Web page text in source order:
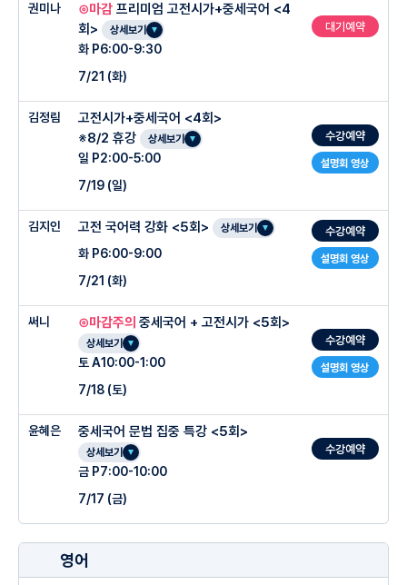
권미나 ⊙마감 프리미엄 고전시가+중세국어 <4
회>
상세보기
화 P6:00-9:30
7/21 (화)
대기예약
김정림
설명회 영상
고전시가+중세국어 <4회>
※8/2 휴강
상세보기
일 P2:00-5:00
7/19 (일)
수강예약
○ 수업특징
-압도적 최상위권 연속배출 (상문고 / 서울고)
-성장을 목표로 하는 최고의 강의
-독보적인 Clinic 시스템
-최고의 전문성, 내신에 최적화된 독보적인 자료 <직접 제작, 변형>
○ 관리 프로그램
-테스트 : 미니모의고사 25분 15문항 (전영역 모고 기출 발췌)
-과제 : 주간과제 (1),(2) [ 고전시가(1) / 중세국어 (2)]
-테스트 및 주간과제 오답 선지 분석 - 수업 후 클리닉에서 검사
-내용 : 미니모의고사 테스트 / 주간학습 과제/ -오답과 문항, 선지 분석 검사 및 개별
김지인
설명회 영상
고전 국어력 강화 <5회> 상세보기
화 P6:00-9:00
7/21 (화)
수강예약
○ 수업 특징
-지문별 풀이법 체화 및 반복 훈련
-2학기 내신에 나올 내용을 모두 정리하고, 수능적인 작품 분석력까지 길러주는 수업
(모의고사 지문 활용)
-고전문학과 고전문법의 일관된 학습 방향을 제시해 정복 가능한 영역임을 확실하게 이
써니
설명회 영상
⊙마감주의 중세국어 + 고전시가 <5회>
상세보기
토 A10:00-1:00
7/18 (토)
수강예약
○ 수업특징
- 고전시가를 현대어로 풀어낼 수 있도록 ‘손풀이 노트’제공
윤혜은 중세국어 문법 집중 특강 <5회>
상세보기
금 P7:00-10:00
7/17 (금)
수강예약
○ 수업특징
영어